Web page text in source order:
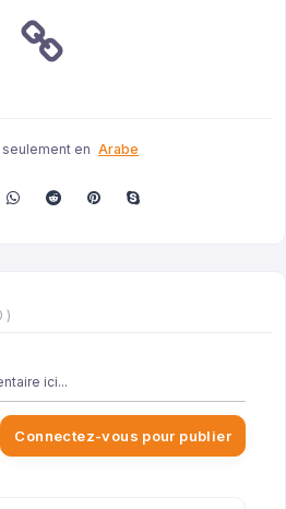
en Arabe
)
Connectez-vous pour publier